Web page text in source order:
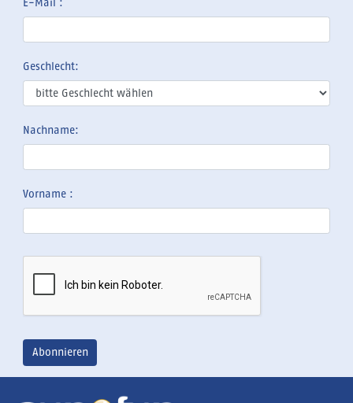
E-Mail :
Geschlecht:
Nachname:
Vorname :